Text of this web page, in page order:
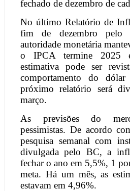
fechado de dezembro de
No último Relatório de
fim de dezembro pelo
autoridade monetária
o IPCA termine 2025
estimativa pode ser
comportamento do
próximo relatório será
março.
As previsões do
pessimistas. De acordo
pesquisa semanal com
divulgada pelo BC, a
fechar o ano em 5,5%, 1
meta. Há um mês, as
estavam em 4,96%.